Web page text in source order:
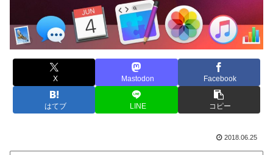
X Mastodon Facebook
はてブ LINE コピー
2018.06.25